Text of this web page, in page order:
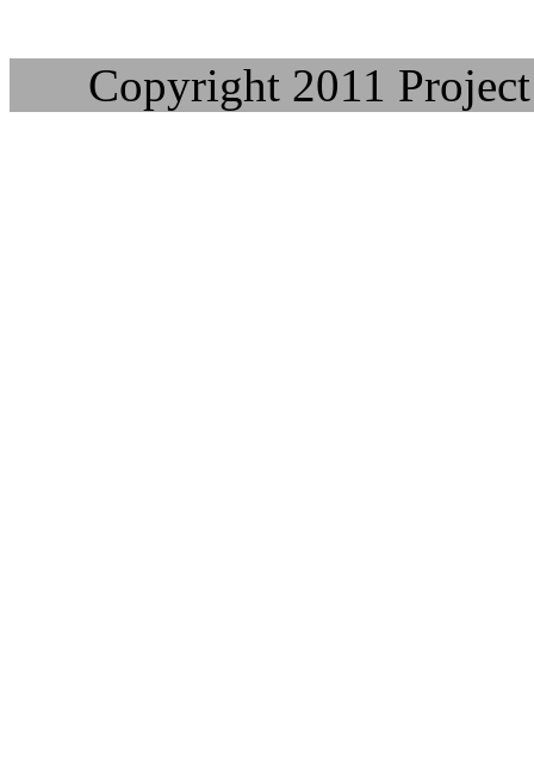
Copyright 2011